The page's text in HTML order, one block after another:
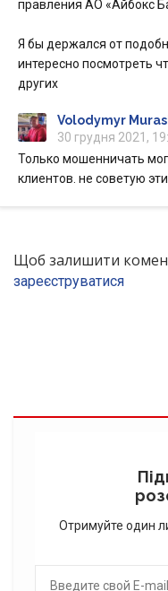
правления АО «Айбокс
Я бы держался от
интересно посмотреть
других
Volodymyr
30 грудня 2021,
Только мошенничать
клиентов. не советую
Щоб залишити
зареєструватися
Отримуйте один